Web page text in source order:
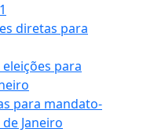
diretas para
para
para mandato-
Janeiro